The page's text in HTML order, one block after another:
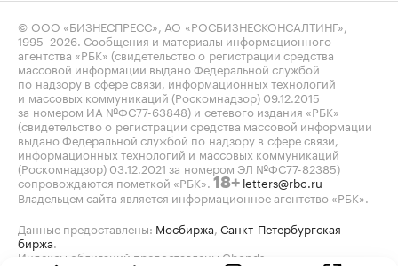
© ООО «БИЗНЕСПРЕСС», АО «РОСБИЗНЕСКОНСАЛТИНГ»,
1995–2026. Сообщения и материалы информационного
агентства «РБК» (свидетельство о регистрации средства
массовой информации выдано Федеральной службой
по надзору в сфере связи, информационных технологий
и массовых коммуникаций (Роскомнадзор) 09.12.2015
за номером ИА №ФС77-63848) и сетевого издания «РБК»
(свидетельство о регистрации средства массовой информации
выдано Федеральной службой по надзору в сфере связи,
информационных технологий и массовых коммуникаций
(Роскомнадзор) 03.12.2021 за номером ЭЛ №ФС77-82385)
сопровождаются пометкой «РБК». 18+ letters@rbc.ru
Владельцем сайта является информационное агентство «РБК».
Данные предоставлены: Мосбиржа, Санкт-Петербургская
биржа.
Индексы облигаций предоставлены Cbonds.